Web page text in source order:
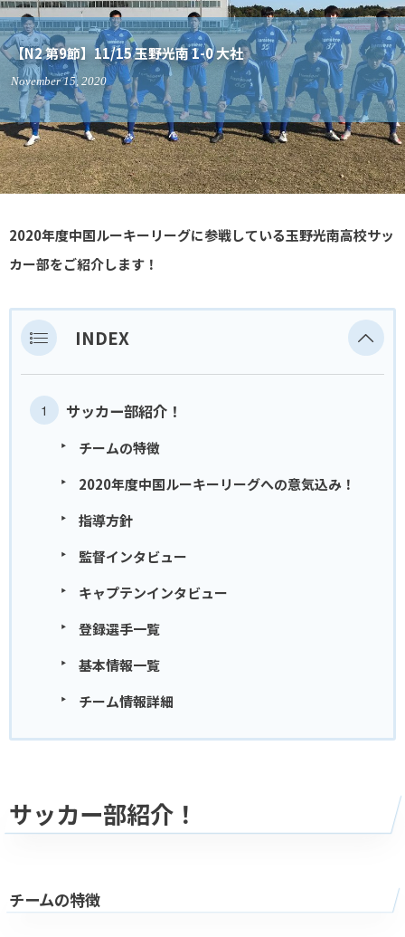
November 3 2020
2020年度中国ルーキーリーグに参戦している玉野光南高校サッ
カー部をご紹介します！
INDEX
サッカー部紹介！
チームの特徴
2020年度中国ルーキーリーグへの意気込み！
指導方針
監督インタビュー
キャプテンインタビュー
登録選手一覧
基本情報一覧
チーム情報詳細
サッカー部紹介！
チームの特徴